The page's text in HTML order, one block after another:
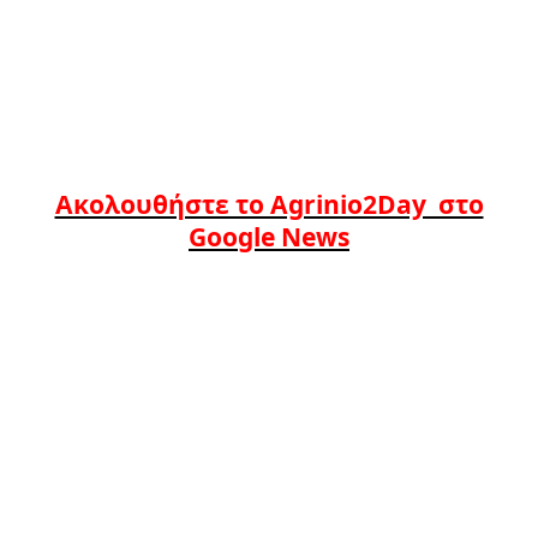
Ακολουθήστε το Agrinio2Day στο
Google News